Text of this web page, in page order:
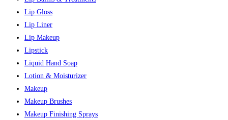
Lip Gloss
Lip Liner
Lip Makeup
Lipstick
Liquid Hand Soap
Lotion & Moisturizer
Makeup
Makeup Brushes
Makeup Finishing Sprays